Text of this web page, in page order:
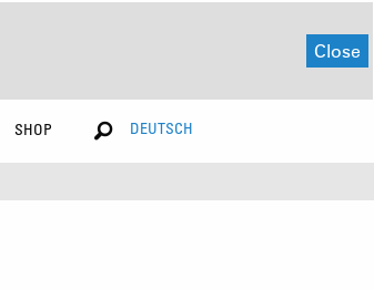
Close
SHOP DEUTSCH